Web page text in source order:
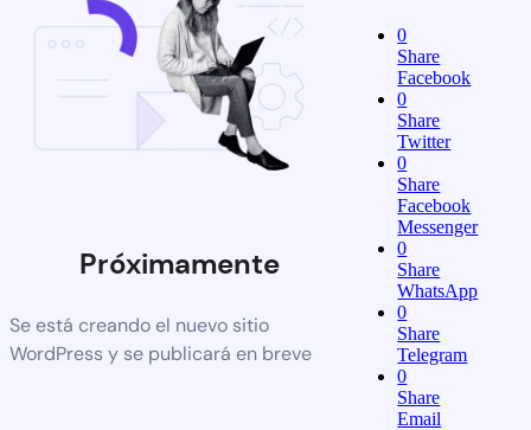
Próximamente
Se está creando el nuevo sitio
WordPress y se publicará en breve
0
Share
Facebook
0
Share
Twitter
0
Share
Facebook
Messenger
0
Share
WhatsApp
0
Share
Telegram
0
Share
Email